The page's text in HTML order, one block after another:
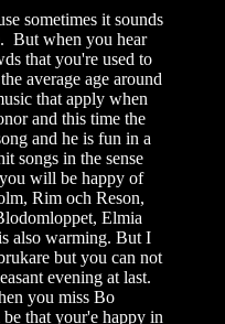
sometimes it sounds
But when you hear
that you're used to
average age around
that apply when
and this time the
and he is fun in a
songs in the sense
will be happy of
Rim och Reson,
Elmia
also warming. But I
but you can not
evening at last.
you miss Bo
that your'e happy in